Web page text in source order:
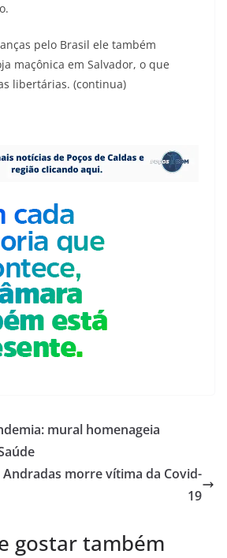
pelo Brasil ele também
maçônica em Salvador, o que
libertárias. (continua)
mural homenageia
Andradas morre vítima da Covid-
19
gostar também